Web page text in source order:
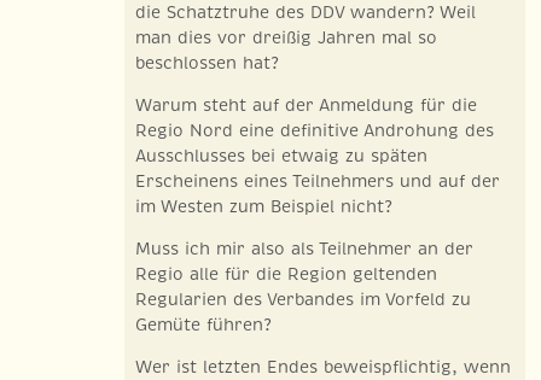
die Schatztruhe des DDV wandern? Weil
man dies vor dreißig Jahren mal so
beschlossen hat?
Warum steht auf der Anmeldung für die
Regio Nord eine definitive Androhung des
Ausschlusses bei etwaig zu späten
Erscheinens eines Teilnehmers und auf der
im Westen zum Beispiel nicht?
Muss ich mir also als Teilnehmer an der
Regio alle für die Region geltenden
Regularien des Verbandes im Vorfeld zu
Gemüte führen?
Wer ist letzten Endes beweispflichtig, wenn